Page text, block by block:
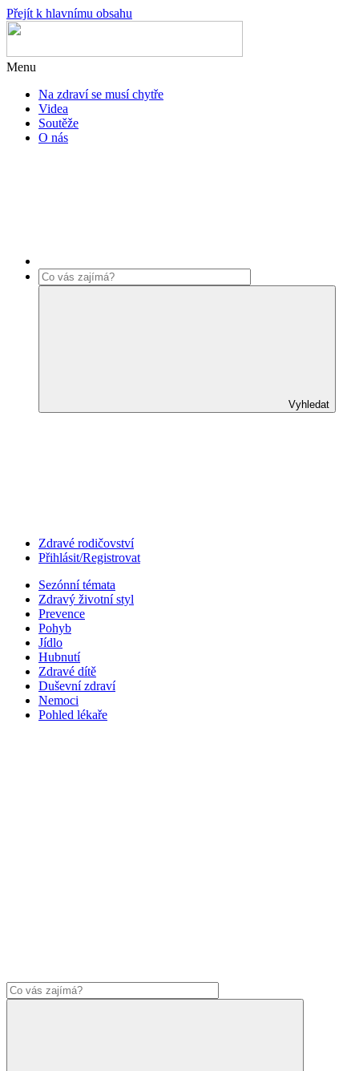
Přejít k hlavnímu obsahu
Menu
Na zdraví se musí chytře
Videa
Soutěže
O nás
Vyhledat
Zdravé rodičovství
Přihlásit/Registrovat
Sezónní témata
Zdravý životní styl
Prevence
Pohyb
Jídlo
Hubnutí
Zdravé dítě
Duševní zdraví
Nemoci
Pohled lékaře